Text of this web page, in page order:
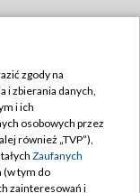
zgody na
i zbierania danych,
i ich
osobowych przez
również „TVP”),
Zaufanych
(w tym do
zainteresowań i